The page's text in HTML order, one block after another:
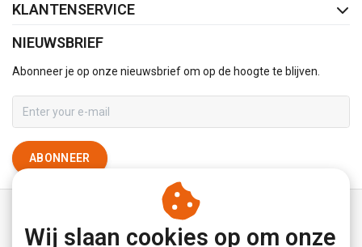
KLANTENSERVICE
NIEUWSBRIEF
Abonneer je op onze nieuwsbrief om op de hoogte te blijven.
ABONNEER
Wij slaan cookies op om onze